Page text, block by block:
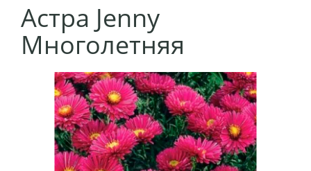
Астра Jenny
Многолетняя